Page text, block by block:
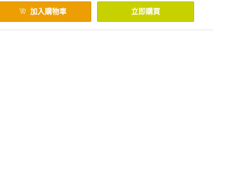
加入購物車 立即購買